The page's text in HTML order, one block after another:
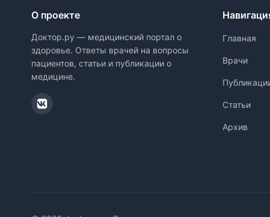
О проекте
Доктор.ру — медицинский портал о
здоровье. Ответы врачей на вопросы
пациентов, статьи и публикации о
медицине.
Главная
Врачи
Статьи
Архив